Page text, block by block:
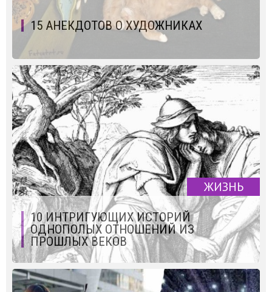
15 АНЕКДОТОВ О ХУДОЖНИКАХ
ЖИЗНЬ
10 ИНТРИГУЮЩИХ ИСТОРИЙ
ОДНОПОЛЫХ ОТНОШЕНИЙ ИЗ
ПРОШЛЫХ ВЕКОВ